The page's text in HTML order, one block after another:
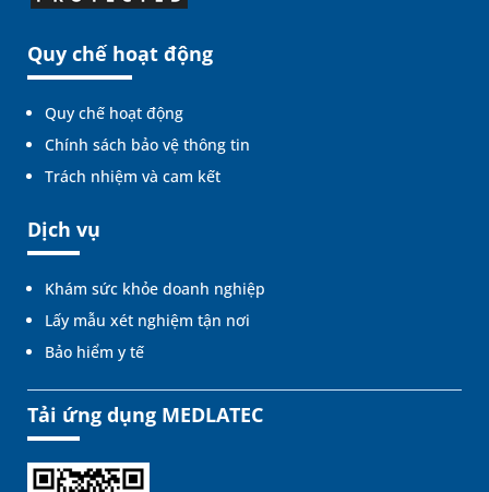
Quy chế hoạt động
Quy chế hoạt động
Chính sách bảo vệ thông tin
Trách nhiệm và cam kết
Dịch vụ
Khám sức khỏe doanh nghiệp
Lấy mẫu xét nghiệm tận nơi
Bảo hiểm y tế
Tải ứng dụng MEDLATEC